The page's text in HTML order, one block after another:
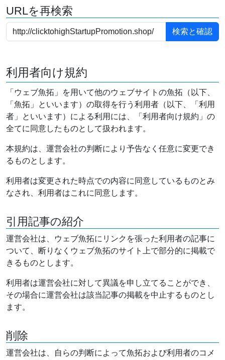
URLを再検索
利用者向け規約
「ウェブ魚拓」を用いて他のウェブサイトの魚拓（以下、
「魚拓」といいます）の取得を行う利用者（以下、「利用
者」といいます）による利用には、「利用者向け規約」の
全てに同意したものとして扱われます。
本規約は、運営会社の判断により予告なく任意に変更でき
るものとします。
利用者は変更された時点での内容に同意しているものとみ
なされ、利用者はこれに同意します。
引用記事の紹介
運営会社は、ウェブ魚拓にリンクを張った利用者の記事に
ついて、断りなくウェブ魚拓のサイト上で部分的に掲載で
きるものとします。
利用者は運営会社に対して異議を申し立てることができ、
その場合に運営会社は該当記事の掲載を中止するものとし
ます。
削除
運営会社は、自らの判断によって魚拓および利用者のコメ